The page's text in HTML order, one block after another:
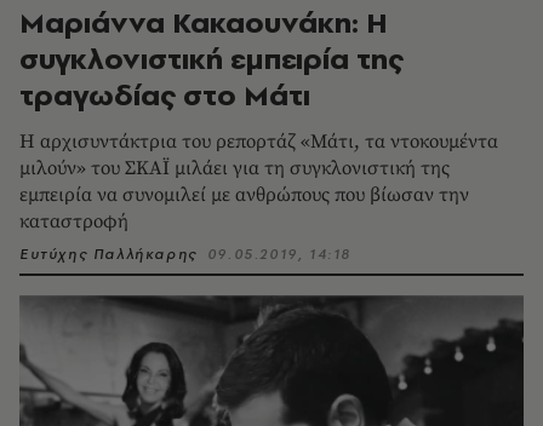
Μαριάννα Κακαουνάκη: Η
συγκλονιστική εμπειρία της
τραγωδίας στο Μάτι
Η αρχισυντάκτρια του ρεπορτάζ «Μάτι, τα ντοκουμέντα
μιλούν» του ΣΚΑΪ μιλάει για τη συγκλονιστική της
εμπειρία να συνομιλεί με ανθρώπους που βίωσαν την
καταστροφή
Ευτύχης Παλλήκαρης 09.05.2019, 14:18